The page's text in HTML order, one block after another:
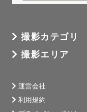
撮影カテゴリ
撮影エリア
運営会社
利用規約